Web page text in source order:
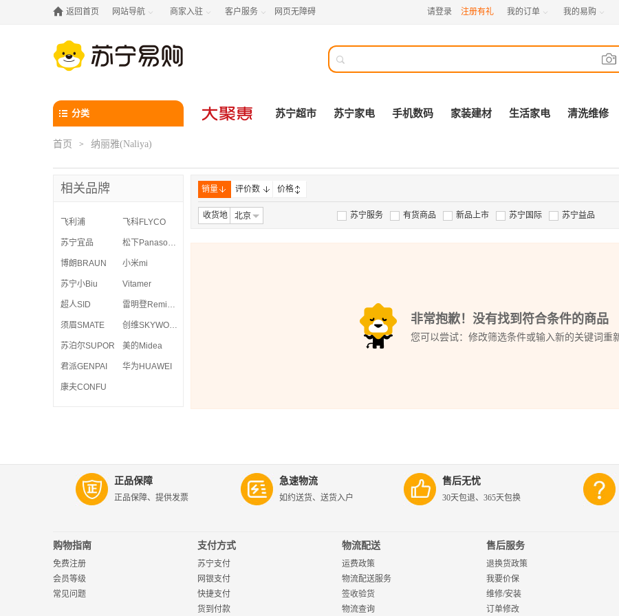
 返回首页 网站导航  商家入驻  客户服务  网页无障碍 请登录 注册有礼 我的订单  我的易购 

分类 苏宁超市 苏宁家电 手机数码 家装建材 生活家电 清洗维修
首页 > 纳丽雅(Naliya)
销量 评价数 价格
收货地 北京 苏宁服务 有货商品 新品上市 苏宁国际 苏宁益品
非常抱歉！没有找到符合条件的商品
您可以尝试：修改筛选条件或输入新的关键词重
相关品牌
飞利浦 飞科FLYCO
苏宁宜品 松下Panasonic
博朗BRAUN 小米mi
苏宁小Biu Vitamer
超人SID 雷明登Remington
须眉SMATE 创维SKYWORTH
苏泊尔SUPOR 美的Midea
君派GENPAI 华为HUAWEI
康夫CONFU
正品保障
正品保障、提供发票
急速物流
如约送货、送货入户
售后无忧
30天包退、365天包换
购物指南
免费注册
会员等级
常见问题
支付方式
苏宁支付
网银支付
快捷支付
货到付款
物流配送
运费政策
物流配送服务
签收验货
物流查询
售后服务
退换货政策
我要价保
维修/安装
订单修改